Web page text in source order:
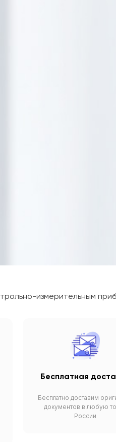
измерительным
Бесплатная
Бесплатно доставим
документов в любую
России